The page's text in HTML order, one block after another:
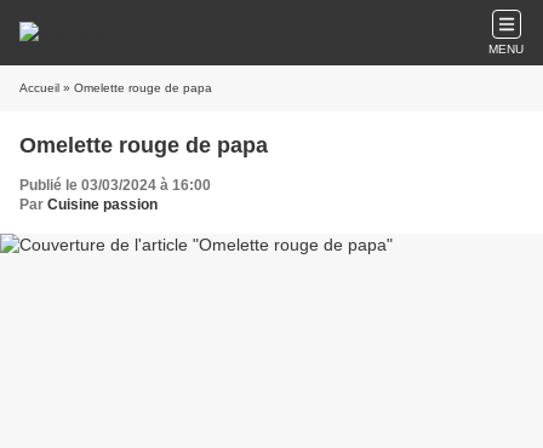
MENU
Accueil » Omelette rouge de papa
Omelette rouge de papa
Publié le 03/03/2024 à 16:00
Par Cuisine passion